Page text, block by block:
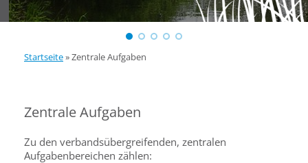
Startseite»Zentrale Aufgaben
Zentrale Aufgaben
Zu den verbandsübergreifenden, zentralen
Aufgabenbereichen zählen: